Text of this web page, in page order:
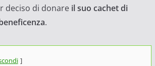
deciso di donare il suo cachet di
.